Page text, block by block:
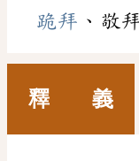
跪拜 、敬
釋 義